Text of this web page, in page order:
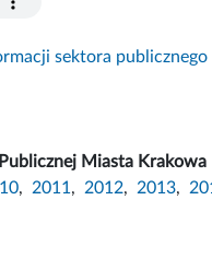
sektora publicznego
Miasta Krakowa
, 2011, 2012, 2013,